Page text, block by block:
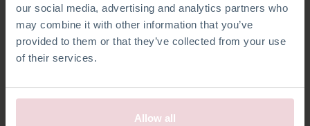
our social media, advertising and analytics partners who
may combine it with other information that you’ve
provided to them or that they’ve collected from your use
of their services.
Allow all